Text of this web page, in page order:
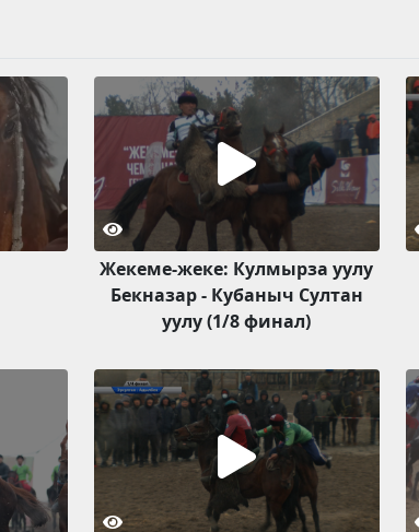
Жекеме-жеке: Кулмырза уулу
Бекназар - Кубаныч Султан
уулу (1/8 финал)